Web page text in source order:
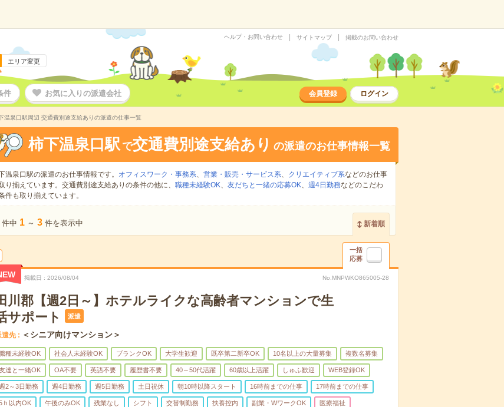
エリア変更
ヘルプ・お問い合わせ サイトマップ 掲載のお問い合わせ
件 お気に入りの派遣会社 会員登録 ログイン
温泉口駅周辺 交通費別途支給ありの派遣の仕事一覧
柿下温泉口駅 で交通費別途支給あり の派遣のお仕事情報一覧
温泉口駅の派遣のお仕事情報です。 オフィスワーク・事務系、 営業・販売・サービス系、 クリエイティブ系などのお仕事
り揃えています。交通費別途支給ありの条件の他に、 職種未経験OK、 友だちと一緒の応募OK、 週4日勤務などのこだわ
件も取り揃えています。
件中 1 ～ 3 件を表示中 新着順
一括
応募
掲載日 2026/08/04 No.MNPWKO865005-28
川郡【週2日～】ホテルライクな高齢者マンションで生
サポート
派遣
遣先 ＜シニア向けマンション＞
種未経験OK 社会人未経験OK ブランクOK 大学生歓迎 既卒第二新卒OK 10名以上の大量募集 複数名募集
達と一緒OK OA不要 英語不要 履歴書不要 40～50代活躍 60歳以上活躍 しゅふ歓迎 WEB登録OK
2～3日勤務 週4日勤務 週5日勤務 土日祝休 朝10時以降スタート 16時前までの仕事 17時前までの仕事
ｈ以内OK 午後のみOK 残業なし シフト 交替制勤務 扶養控内 副業・WワークOK 医療福祉